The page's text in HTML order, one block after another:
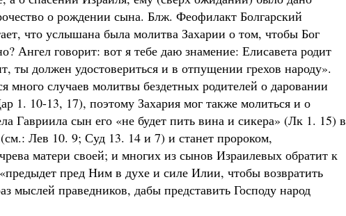
о рождении сына. Блж. Феофилакт Болгарский
что услышана была молитва Захарии о том, чтобы Бог
Ангел говорит: вот я тебе даю знамение: Елисавета родит
ты должен удостовериться и в отпущении грехов народу».
много случаев молитвы бездетных родителей о даровании
1. 10-13, 17), поэтому Захария мог также молиться и о
Гавриила сын его «не будет пить вина и сикера» (Лк 1. 15) в
Лев 10. 9; Суд 13. 14 и 7) и станет пророком,
матери своей; и многих из сынов Израилевых обратит к
пред Ним в духе и силе Илии, чтобы возвратить
мыслей праведников, дабы представить Господу народ